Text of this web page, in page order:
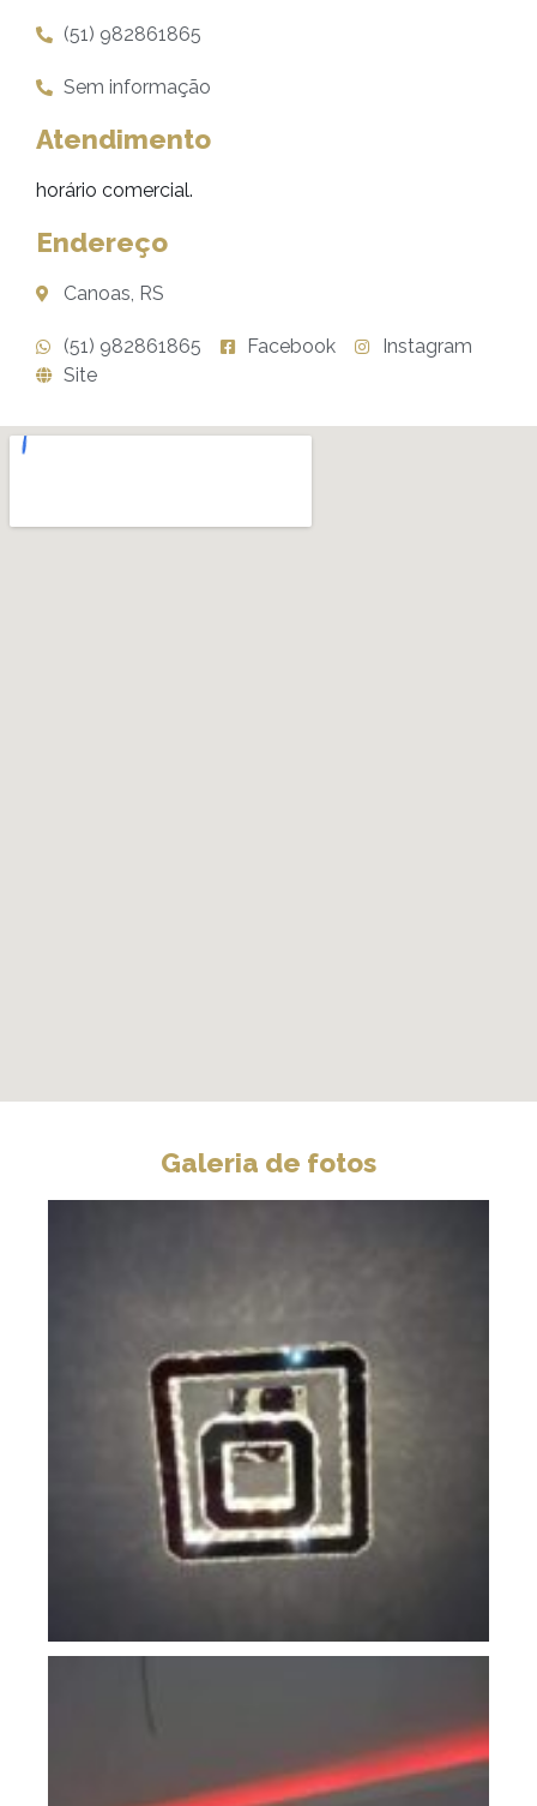
(51) 982861865
Sem informação
Atendimento
horário comercial.
Endereço
Canoas, RS
(51) 982861865 Facebook
Instagram
Site
Galeria de fotos